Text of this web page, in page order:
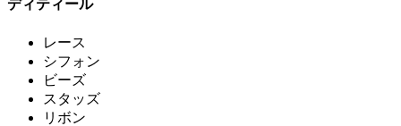
ディティール
レース
シフォン
ビーズ
スタッズ
リボン